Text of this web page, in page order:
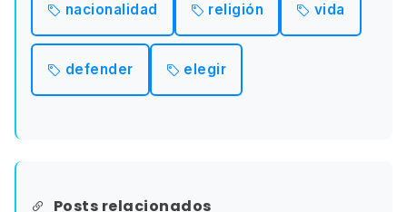
nacionalidad religión vida
defender elegir
Posts relacionados